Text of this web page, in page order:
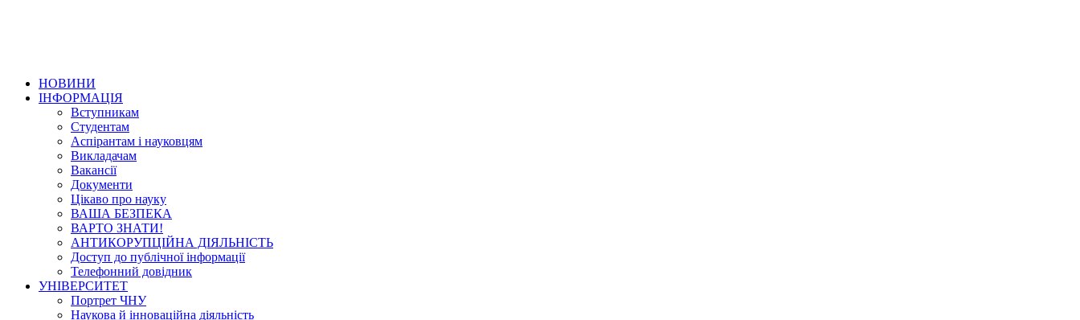
НОВИНИ
ІНФОРМАЦІЯ
Вступникам
Студентам
Аспірантам і науковцям
Викладачам
Вакансії
Документи
Цікаво про науку
ВАША БЕЗПЕКА
ВАРТО ЗНАТИ!
АНТИКОРУПЦІЙНА ДІЯЛЬНІСТЬ
Доступ до публічної інформації
Телефонний довідник
УНІВЕРСИТЕТ
Портрет ЧНУ
Наукова й інноваційна діяльність